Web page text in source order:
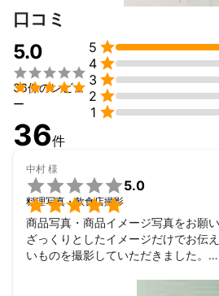
2008年  アドエモンにて『まっぷる』
ックデザイナー
2011年  東京光音にて讀賣テレビ放送の
2016年 SOLACAMERAにてファミリー
2022年 写真家 久保田翔也氏に師事（フ
2023年 スタジオ勤務12年を経て独立
・料理撮影
・広告撮影
・雑誌撮影
・建築・物件撮影
・インタビュー撮影
・プロフィール撮影
・家族撮影など
口コミ
5.0


36件のレビュ
ー
5 
4 
3 
2 
1 
36件
中村 様


5.0
料理写真・飲食店撮影
商品写真・商品イメージ写真をお願い
ざっくりとしたイメージだけでお伝
いものを撮影していただきました。